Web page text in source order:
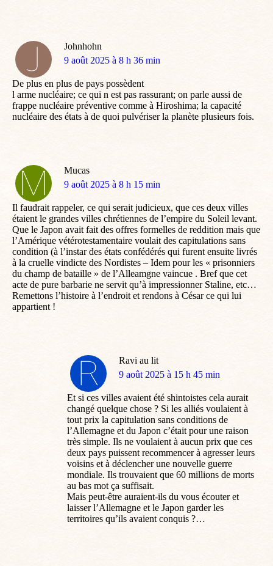
Johnhohn
dit
9 août 2025 à 8 h 36 min
De plus en plus de pays possèdent
l arme nucléaire; ce qui n est pas rassurant; on parle aussi de
frappe nucléaire préventive comme à Hiroshima; la capacité
nucléaire des états à de quoi pulvériser la planète plusieurs fois.
Mucas
dit
9 août 2025 à 8 h 15 min
Il faudrait rappeler, ce qui serait judicieux, que ces deux villes
étaient le grandes villes chrétiennes de l’empire du Soleil levant.
Que le Japon avait fait des offres formelles de reddition mais que
l’Amérique vétérotestamentaire voulait des capitulations sans
condition (à l’instar des états confédérés qui furent ensuite livrés
à la cruelle vindicte des Nordistes – Idem pour les « prisonniers
du champ de bataille » de l’Alleamgne vaincue . Bref que cet
acte de pure barbarie ne servit qu’à impressionner Staline, etc…
Remettons l’histoire à l’endroit et rendons à César ce qui lui
appartient !
Ravi au lit
dit
9 août 2025 à 15 h 45 min
Et si ces villes avaient été shintoistes cela aurait
changé quelque chose ? Si les alliés voulaient à
tout prix la capitulation sans conditions de
l’Allemagne et du Japon c’était pour une raison
très simple. Ils ne voulaient à aucun prix que ces
deux pays puissent recommencer à agresser leurs
voisins et à déclencher une nouvelle guerre
mondiale. Ils trouvaient que 60 millions de morts
au bas mot ça suffisait.
Mais peut-être auraient-ils du vous écouter et
laisser l’Allemagne et le Japon garder les
territoires qu’ils avaient conquis ?…